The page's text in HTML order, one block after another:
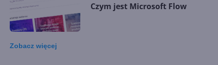
Czym jest Microsoft Flow
Zobacz więcej